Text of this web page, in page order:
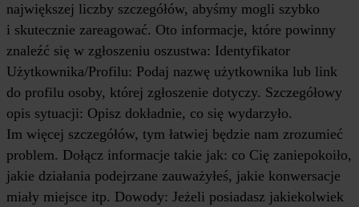
największej liczby szczegółów, abyśmy mogli szybko
i skutecznie zareagować. Oto informacje, które powinny
znaleźć się w zgłoszeniu oszustwa: Identyfikator
Użytkownika/Profilu: Podaj nazwę użytkownika lub link
do profilu osoby, której zgłoszenie dotyczy. Szczegółowy
opis sytuacji: Opisz dokładnie, co się wydarzyło.
Im więcej szczegółów, tym łatwiej będzie nam zrozumieć
problem. Dołącz informacje takie jak: co Cię zaniepokoiło,
jakie działania podejrzane zauważyłeś, jakie konwersacje
miały miejsce itp. Dowody: Jeżeli posiadasz jakiekolwiek